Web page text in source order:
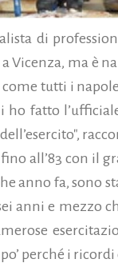
di
Vicenza, ma è
tutti i
fatto
all’83 con il
anno fa, sono
anni e mezzo
perché i